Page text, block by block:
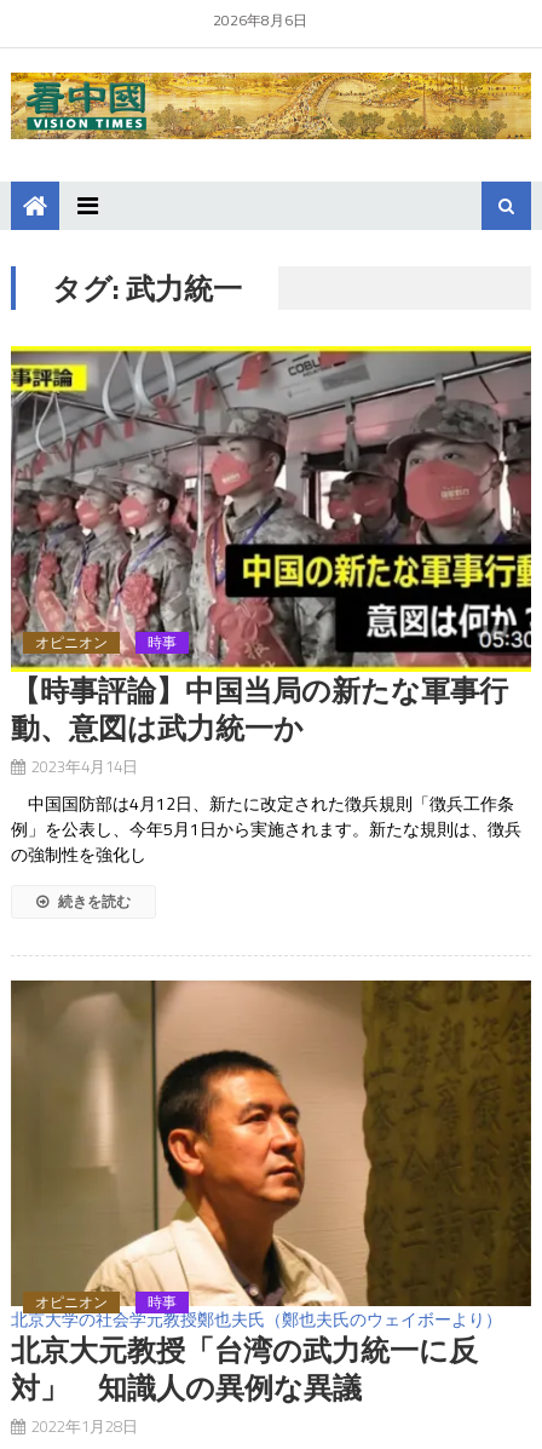
2026年8月6日
タグ:武力統一
オピニオン 時事
【時事評論】中国当局の新たな軍事行
動、意図は武力統一か
2023年4月14日
中国国防部は4月12日、新たに改定された徴兵規則「徴兵工作条
例」を公表し、今年5月1日から実施されます。新たな規則は、徴兵
の強制性を強化し
続きを読む
北京大学の社会学元教授鄭也夫氏（鄭也夫氏のウェイボーより）
オピニオン 時事
北京大元教授「台湾の武力統一に反
対」 知識人の異例な異議
2022年1月28日